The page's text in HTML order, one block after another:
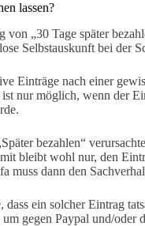
lassen?
„30 Tage später
Selbstauskunft bei der
Einträge nach einer
nur möglich, wenn der
bezahlen“
bleibt wohl nur, den
muss dann den
dass ein solcher Eintrag
gegen Paypal und/oder